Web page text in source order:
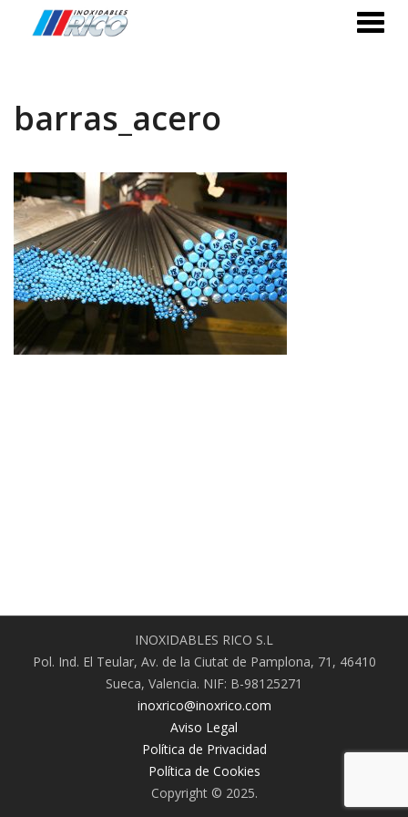
barras_acero
INOXIDABLES RICO S.L
Pol. Ind. El Teular, Av. de la Ciutat de Pamplona, 71, 46410
Sueca, Valencia. NIF: B-98125271
inoxrico@inoxrico.com
Aviso Legal
Política de Privacidad
Política de Cookies
Copyright © 2025.